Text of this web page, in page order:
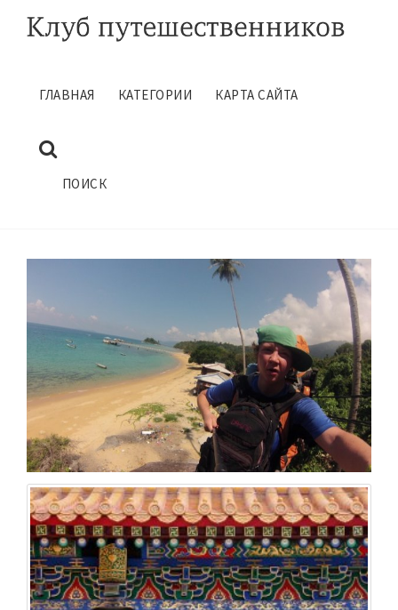
ГЛАВНАЯ КАТЕГОРИИ КАРТА САЙТА
ПОИСК
ПУТЕШЕСТВИЕ ПО АЗИИ